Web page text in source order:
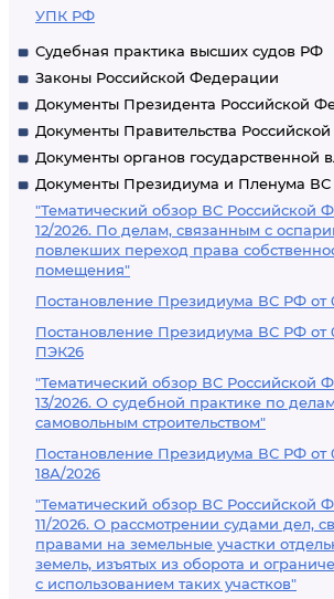
УПК РФ
Судебная практика высших судов РФ
Законы Российской Федерации
Документы Президента Российской
Документы Правительства
Документы органов государственной
Документы Президиума и Пленума
"Тематический обзор ВС Российской
12/2026. По делам, связанным с
повлекших переход права
помещения"
Постановление Президиума ВС РФ от
Постановление Президиума ВС РФ от
ПЭК26
"Тематический обзор ВС Российской
13/2026. О судебной практике по
самовольным строительством"
Постановление Президиума ВС РФ от
18А/2026
"Тематический обзор ВС Российской
11/2026. О рассмотрении судами дел,
правами на земельные участки
земель, изъятых из оборота и
с использованием таких участков"